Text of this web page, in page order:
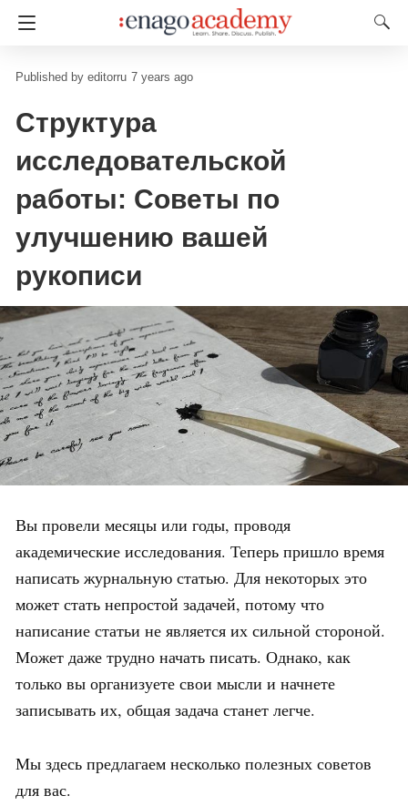
editorru 7 years ago
Структура
исследовательской
работы: Советы по
улучшению вашей
рукописи
Вы провели месяцы или годы, проводя
академические исследования. Теперь пришло время
написать журнальную статью. Для некоторых это
может стать непростой задачей, потому что
написание статьи не является их сильной стороной.
Может даже трудно начать писать. Однако, как
только вы организуете свои мысли и начнете
записывать их, общая задача станет легче.
Мы здесь предлагаем несколько полезных советов
для вас.